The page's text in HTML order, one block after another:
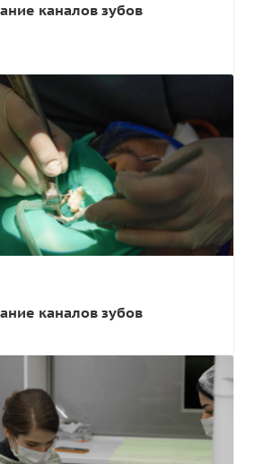
каналов зубов
каналов зубов